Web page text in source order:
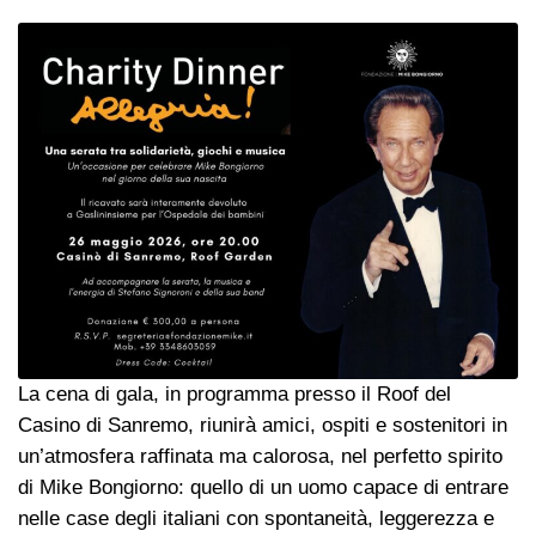
La cena di gala, in programma presso il Roof del
Casino di Sanremo, riunirà amici, ospiti e sostenitori in
un’atmosfera raffinata ma calorosa, nel perfetto spirito
di Mike Bongiorno: quello di un uomo capace di entrare
nelle case degli italiani con spontaneità, leggerezza e